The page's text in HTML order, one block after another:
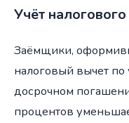
Учёт
Заёмщики,
налоговый вычет
досрочном
процентов